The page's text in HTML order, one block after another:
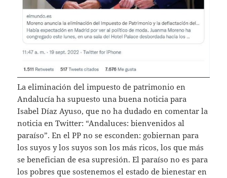
La eliminación del impuesto de patrimonio en
Andalucía ha supuesto una buena noticia para
Isabel Díaz Ayuso, que no ha dudado en comentar la
noticia en Twitter: “Andaluces: bienvenidos al
paraíso”. En el PP no se esconden: gobiernan para
los suyos y los suyos son los más ricos, los que más
se benefician de esa supresión. El paraíso no es para
los pobres que sostenemos el estado de bienestar en